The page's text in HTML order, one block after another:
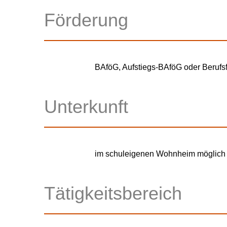
Förderung
BAföG, Aufstiegs-BAföG oder
Unterkunft
im schuleigenen Wohnheim möglich
Tätigkeitsbereich